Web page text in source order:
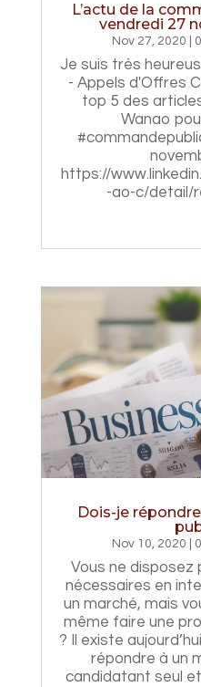
L’actu de la
vendredi 27
Nov 27, 2020 |
Je suis très
- Appels d'Offres
top 5 des
Wanao
https://
-ao-c/detail/
Dois-je
Nov 10, 2020 |
Vous ne disposez
nécessaires en
un marché, mais
même faire une
? Il existe
répondre à un
candidatant seul